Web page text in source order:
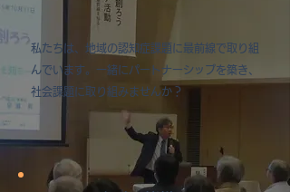
私たちは、地域の認知症課題に最前線で取り組
んでいます。一緒にパートナーシップを築き、
社会課題に取り組みませんか？